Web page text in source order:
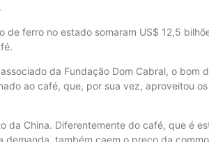
de ferro no estado somaram US$ 12,5
da Fundação Dom Cabral, o bom
ao café, que, por sua vez, aproveitou
da China. Diferentemente do café, que é